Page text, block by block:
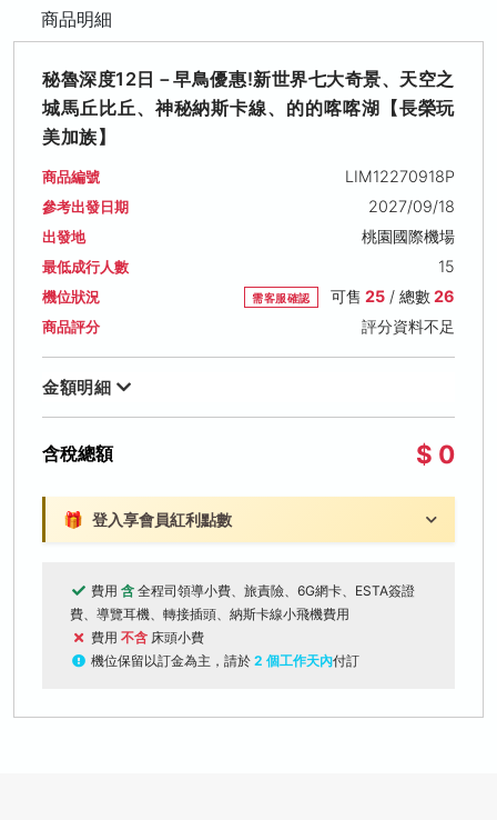
商品明細
秘魯深度12日－早鳥優惠!新世界七大奇景、天空之
城馬丘比丘、神秘納斯卡線、的的喀喀湖【長榮玩
美加族】
商品編號 LIM12270918P
參考出發日期 2027/09/18
出發地 桃園國際機場
最低成行人數 15
機位狀況 需客服確認 可售 25/ 總數26
商品評分 評分資料不足
金額明細
含稅總額 $ 0
🎁 登入享會員紅利點數
費用 含 全程司領導小費、旅責險、6G網卡、ESTA簽證
費、導覽耳機、轉接插頭、納斯卡線小飛機費用
費用 不含 床頭小費
機位保留以訂金為主，請於 2 個工作天內付訂